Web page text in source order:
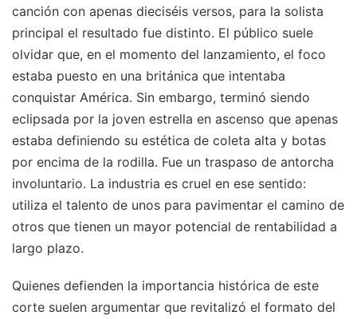
canción con apenas dieciséis versos, para la solista
principal el resultado fue distinto. El público suele
olvidar que, en el momento del lanzamiento, el foco
estaba puesto en una británica que intentaba
conquistar América. Sin embargo, terminó siendo
eclipsada por la joven estrella en ascenso que apenas
estaba definiendo su estética de coleta alta y botas
por encima de la rodilla. Fue un traspaso de antorcha
involuntario. La industria es cruel en ese sentido:
utiliza el talento de unos para pavimentar el camino de
otros que tienen un mayor potencial de rentabilidad a
largo plazo.
Quienes defienden la importancia histórica de este
corte suelen argumentar que revitalizó el formato del